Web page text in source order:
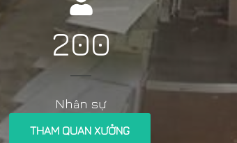
200
Nhân sự
THAM QUAN XƯỞNG